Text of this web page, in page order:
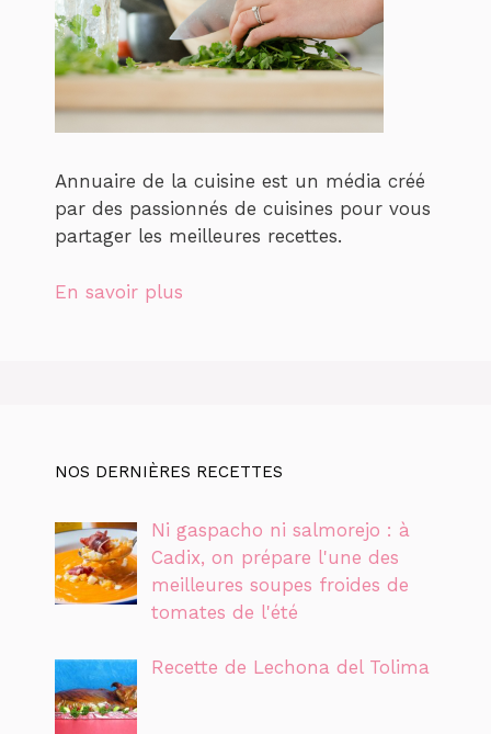
Annuaire de la cuisine est un média créé
par des passionnés de cuisines pour vous
partager les meilleures recettes.
En savoir plus
NOS DERNIÈRES RECETTES
Ni gaspacho ni salmorejo : à
Cadix, on prépare l'une des
meilleures soupes froides de
tomates de l'été
Recette de Lechona del Tolima